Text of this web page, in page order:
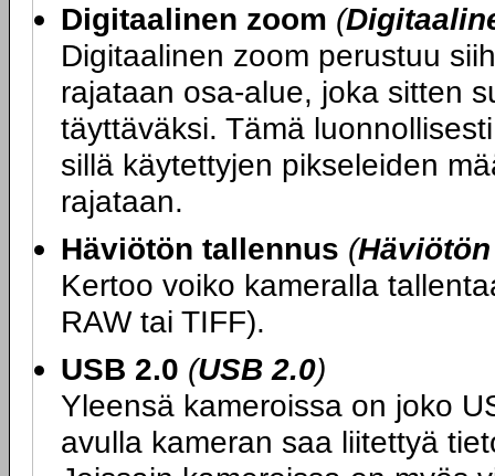
Digitaalinen zoom (
Digitaalinen zoom perustuu
rajataan osa-alue, joka sitten
täyttäväksi. Tämä
sillä käytettyjen pikseleiden
rajataan.
Häviötön tallennus (
Kertoo voiko kameralla
RAW tai TIFF).
USB 2.0 (USB 2.0)
Yleensä kameroissa on joko
avulla kameran saa liitettyä